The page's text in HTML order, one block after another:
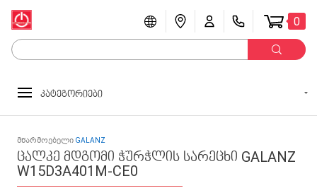
0
კატეგორიები
მწარმოებელი GALANZ
ცალკე მდგომი ჭურჭლის სარეცხი GALANZ
W15D3A401M-CE0